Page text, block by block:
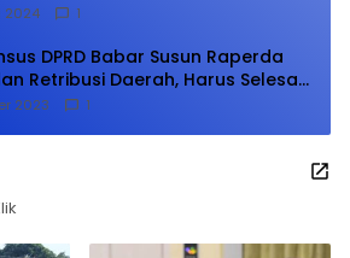
2024 1
DPRD Babar Susun Raperda
Retribusi Daerah, Harus Selesai
2024
2023 1